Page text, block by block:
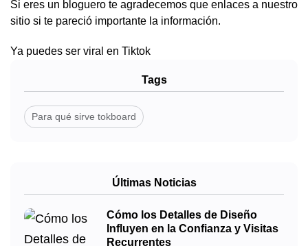
Si eres un bloguero te agradecemos que enlaces a nuestro
sitio si te pareció importante la información.
Ya puedes ser viral en Tiktok
Tags
Para qué sirve tokboard
Últimas Noticias
Cómo los Detalles de Diseño
Influyen en la Confianza y Visitas
Recurrentes